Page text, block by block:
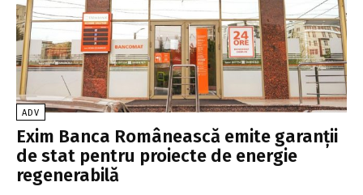
ADV
Exim Banca Românească emite garanţii
de stat pentru proiecte de energie
regenerabilă